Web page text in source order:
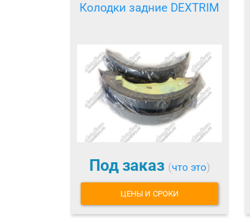
Колодки задние DEXTRIM
Под заказ (что это)
ЦЕНЫ И СРОКИ